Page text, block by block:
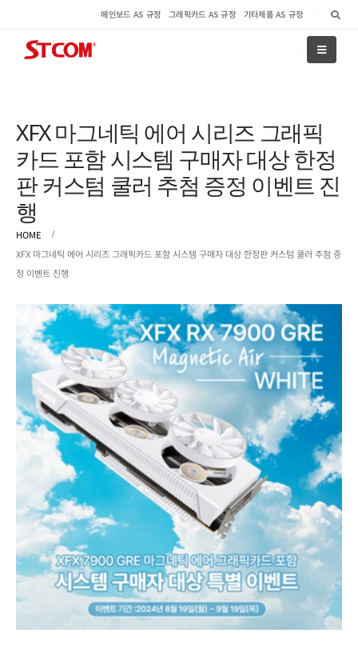
메인보드 AS 규정 그래픽카드 AS 규정 기타제품 AS 규정
XFX 마그네틱 에어 시리즈 그래픽
카드 포함 시스템 구매자 대상 한정
판 커스텀 쿨러 추첨 증정 이벤트 진
행
HOME
XFX 마그네틱 에어 시리즈 그래픽카드 포함 시스템 구매자 대상 한정판 커스텀 쿨러 추첨 증
정 이벤트 진행